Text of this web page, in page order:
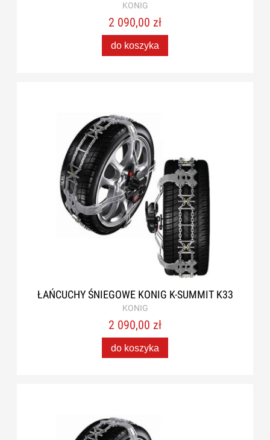
KONIG
2 090,00 zł
do koszyka
ŁAŃCUCHY ŚNIEGOWE KONIG K-SUMMIT K33
KONIG
2 090,00 zł
do koszyka